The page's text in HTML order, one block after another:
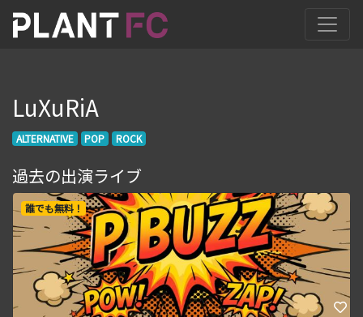
LuXuRiA
ALTERNATIVE POP ROCK
過去の出演ライブ
誰でも無料！